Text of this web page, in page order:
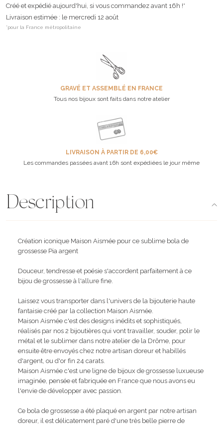
Créé et expédié aujourd'hui, si vous commandez avant 16h !*
Livraison estimée : le mercredi 12 août
*pour la France métropolitaine
GRAVÉ ET ASSEMBLÉ EN FRANCE
Tous nos bijoux sont faits dans notre atelier
LIVRAISON À PARTIR DE 6,00€
Les commandes passées avant 16h sont expédiées le jour même
Description
Création iconique Maison Aismée pour ce sublime bola de
grossesse Pia argent
Douceur, tendresse et poésie s'accordent parfaitement à ce
bijou de grossesse à l'allure fine.
Laissez vous transporter dans l'univers de la bijouterie haute
fantaisie créé par la collection Maison Aismée.
Maison Aismée c'est des designs inédits et sophistiqués,
réalisés par nos 2 bijoutières qui vont travailler, souder, polir le
métal et le sublimer dans notre atelier de la Drôme, pour
ensuite être envoyés chez notre artisan doreur et habillés
d'argent, ou d'or fin 24 carats.
Maison Aismée c'est une ligne de bijoux de grossesse luxueuse
imaginée, pensée et fabriquée en France que nous avons eu
l'envie de développer avec passion.
Ce bola de grossesse a été plaqué en argent par notre artisan
doreur, il est délicatement paré d'une très belle pierre de